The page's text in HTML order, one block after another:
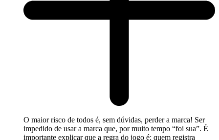
O maior risco de todos é, sem dúvidas, perder a marca! Ser
impedido de usar a marca que, por muito tempo “foi sua”. É
importante explicar que a regra do jogo é: quem registra